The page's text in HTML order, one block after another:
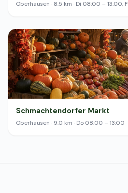
Oberhausen · 8.5 km · Di 08:00 – 13:00,
Schmachtendorfer Markt
Oberhausen · 9.0 km · Do 08:00 – 13:00